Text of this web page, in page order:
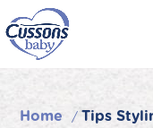
to
content
Home /Tips